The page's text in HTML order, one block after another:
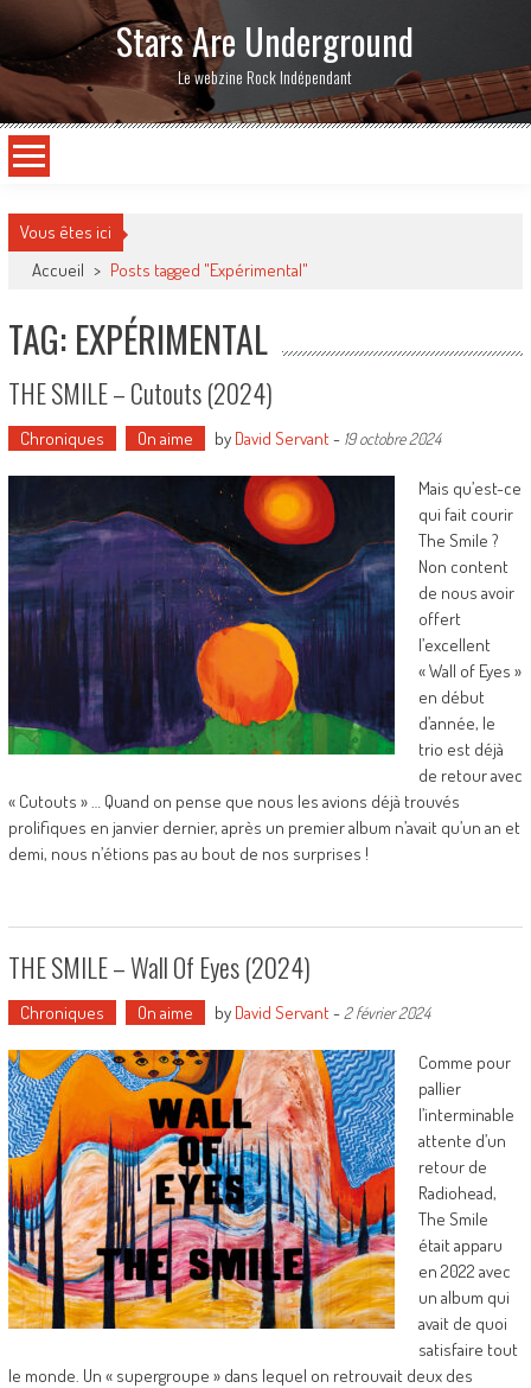
Stars Are Underground
Le webzine Rock Indépendant
Vous êtes ici
Accueil > Posts tagged "Expérimental"
TAG: EXPÉRIMENTAL
THE SMILE – Cutouts (2024)
Chroniques On aime by David Servant- 19 octobre 2024
Mais qu’est-ce
qui fait courir
The Smile ?
Non content
de nous avoir
offert
l’excellent
« Wall of Eyes »
en début
d’année, le
trio est déjà
de retour avec
« Cutouts » … Quand on pense que nous les avions déjà trouvés
prolifiques en janvier dernier, après un premier album n’avait qu’un an et
demi, nous n’étions pas au bout de nos surprises !
THE SMILE – Wall Of Eyes (2024)
Chroniques On aime by David Servant- 2 février 2024
Comme pour
pallier
l’interminable
attente d’un
retour de
Radiohead,
The Smile
était apparu
en 2022 avec
un album qui
avait de quoi
satisfaire tout
le monde. Un « supergroupe » dans lequel on retrouvait deux des